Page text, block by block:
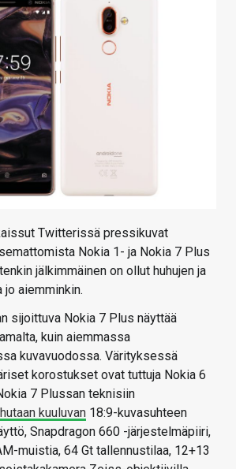
Twitterissä pressikuvat
Nokia 1- ja Nokia 7 Plus
jälkimmäinen on ollut huhujen ja
jo aiemminkin.
sijoittuva Nokia 7 Plus näyttää
kuin aiemmassa
kuvavuodossa. Värityksessä
korostukset ovat tuttuja Nokia 6
7 Plussan teknisiin
kuuluvan 18:9-kuvasuhteen
Snapdragon 660 -järjestelmäpiiri,
muistia, 64 Gt tallennustilaa, 12+13